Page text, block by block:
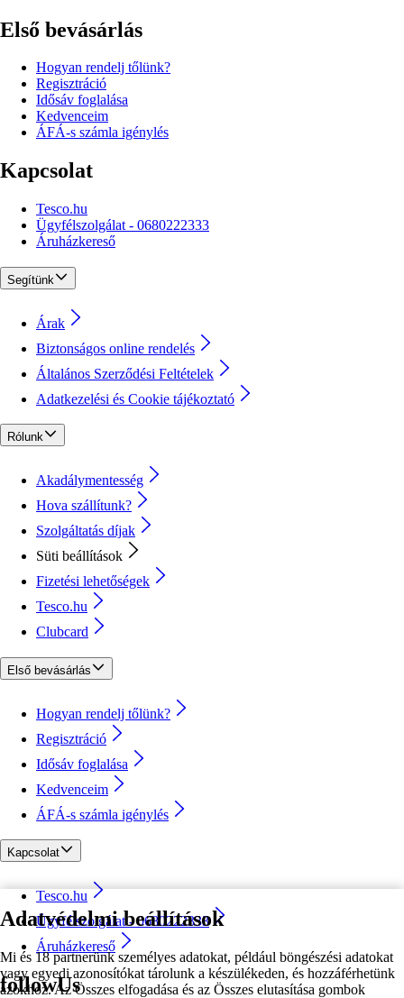
Adatvédelmi beállítások
Mi és 18 partnerünk személyes adatokat, például böngészési adatokat
vagy egyedi azonosítókat tárolunk a készülékeden, és hozzáférhetünk
azokhoz. Az Összes elfogadása és az Összes elutasítása gombok
Első bevásárlás
Hogyan rendelj tőlünk?
Regisztráció
Idősáv foglalása
Kedvenceim
ÁFÁ-s számla igénylés
Kapcsolat
Tesco.hu
Ügyfélszolgálat - 0680222333
Áruházkereső
Segítünk
Árak
Biztonságos online rendelés
Általános Szerződési Feltételek
Adatkezelési és Cookie tájékoztató
Rólunk
Akadálymentesség
Hova szállítunk?
Szolgáltatás díjak
Süti beállítások
Fizetési lehetőségek
Tesco.hu
Clubcard
Első bevásárlás
Hogyan rendelj tőlünk?
Regisztráció
Idősáv foglalása
Kedvenceim
ÁFÁ-s számla igénylés
Kapcsolat
Tesco.hu
Ügyfélszolgálat - 0680222333
Áruházkereső
followUs